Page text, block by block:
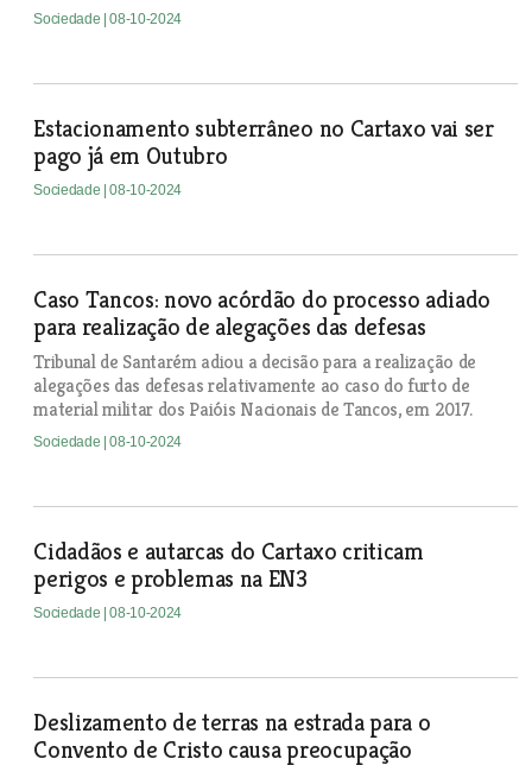
Sociedade | 08-10-2024
Estacionamento subterrâneo no Cartaxo vai ser
pago já em Outubro
Sociedade | 08-10-2024
Caso Tancos: novo acórdão do processo adiado
para realização de alegações das defesas
Tribunal de Santarém adiou a decisão para a realização de
alegações das defesas relativamente ao caso do furto de
material militar dos Paióis Nacionais de Tancos, em 2017.
Sociedade | 08-10-2024
Cidadãos e autarcas do Cartaxo criticam
perigos e problemas na EN3
Sociedade | 08-10-2024
Deslizamento de terras na estrada para o
Convento de Cristo causa preocupação